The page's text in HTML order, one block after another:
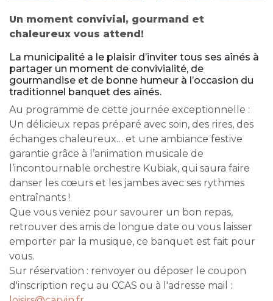
Un moment convivial, gourmand et
chaleureux vous attend!
La municipalité a le plaisir d’inviter tous ses aînés à
partager un moment de convivialité, de
gourmandise et de bonne humeur à l’occasion du
traditionnel banquet des aînés.
Au programme de cette journée exceptionnelle :
Un délicieux repas préparé avec soin, des rires, des
échanges chaleureux… et une ambiance festive
garantie grâce à l’animation musicale de
l’incontournable orchestre Kubiak, qui saura faire
danser les cœurs et les jambes avec ses rythmes
entraînants !
Que vous veniez pour savourer un bon repas,
retrouver des amis de longue date ou vous laisser
emporter par la musique, ce banquet est fait pour
vous.
Sur réservation : renvoyer ou déposer le coupon
d'inscription reçu au CCAS ou à l'adresse mail :